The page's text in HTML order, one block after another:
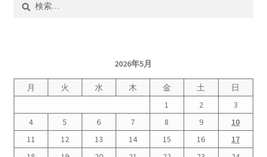
2026年5月
月 火 水 木 金 土
日
1
2
3
4
5 6 7 8 9
10
11
12 13 14 15 16
17